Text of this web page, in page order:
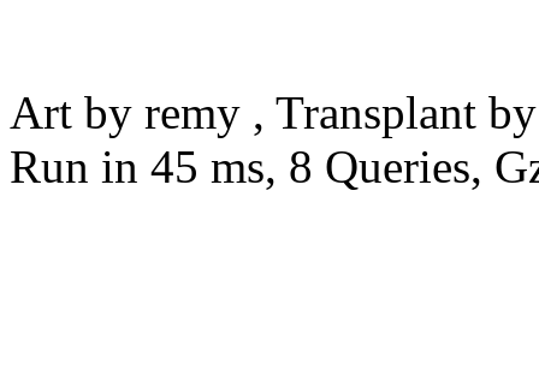
Art by remy , Transplant
Run in 45 ms, 8 Queries,